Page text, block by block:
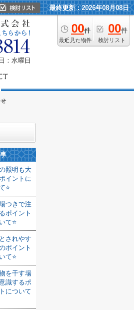
最終更新：2026年08月08日
00件
最近見た物件
00件
検討リスト
：水曜日
照明も大
イントに
⭐️
つきで注
ポイント
て⭐️
されやす
ポイント
て⭐️
を干す場
識するポ
について